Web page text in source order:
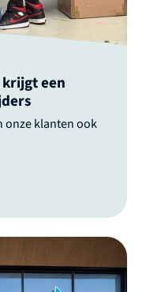
een
onze klanten ook